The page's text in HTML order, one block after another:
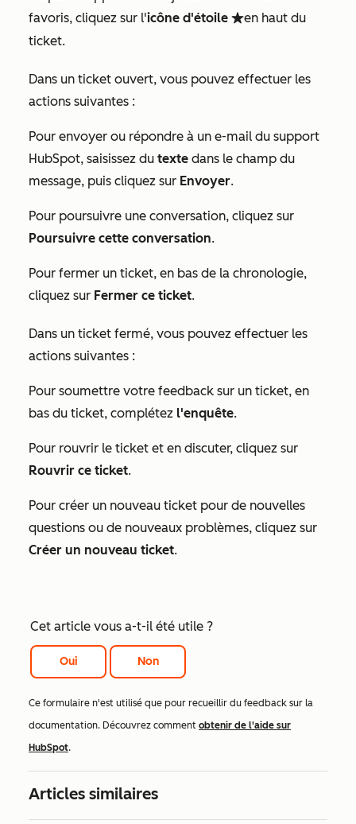
favoris, cliquez sur l'icône d'étoile favoriteen haut du
ticket.
Dans un ticket ouvert, vous pouvez effectuer les
actions suivantes :
Pour envoyer ou répondre à un e-mail du support
HubSpot, saisissez du texte dans le champ du
message, puis cliquez sur Envoyer.
Pour poursuivre une conversation, cliquez sur
Poursuivre cette conversation.
Pour fermer un ticket, en bas de la chronologie,
cliquez sur Fermer ce ticket.
Dans un ticket fermé, vous pouvez effectuer les
actions suivantes :
Pour soumettre votre feedback sur un ticket, en
bas du ticket, complétez l'enquête.
Pour rouvrir le ticket et en discuter, cliquez sur
Rouvrir ce ticket.
Pour créer un nouveau ticket pour de nouvelles
questions ou de nouveaux problèmes, cliquez sur
Créer un nouveau ticket.
Cet article vous a-t-il été utile ?
Oui Non
Ce formulaire n'est utilisé que pour recueillir du feedback sur la
documentation. Découvrez comment obtenir de l'aide sur
HubSpot.
Articles similaires